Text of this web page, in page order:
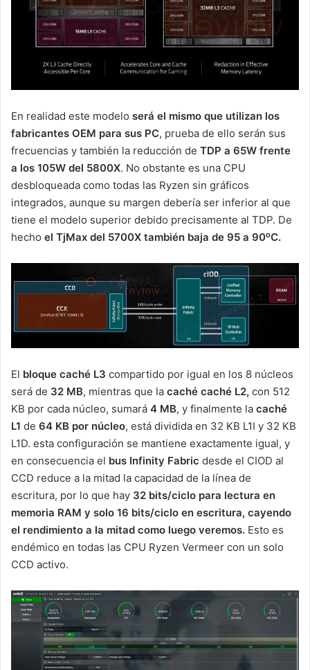
En realidad este modelo será el mismo que utilizan los
fabricantes OEM para sus PC, prueba de ello serán sus
frecuencias y también la reducción de TDP a 65W frente
a los 105W del 5800X. No obstante es una CPU
desbloqueada como todas las Ryzen sin gráficos
integrados, aunque su margen debería ser inferior al que
tiene el modelo superior debido precisamente al TDP. De
hecho el TjMax del 5700X también baja de 95 a 90oC.
El bloque caché L3 compartido por igual en los 8 núcleos
será de 32 MB, mientras que la caché caché L2, con 512
KB por cada núcleo, sumará 4 MB, y finalmente la caché
L1 de 64 KB por núcleo, está dividida en 32 KB L1I y 32 KB
L1D. esta configuración se mantiene exactamente igual, y
en consecuencia el bus Infinity Fabric desde el CIOD al
CCD reduce a la mitad la capacidad de la línea de
escritura, por lo que hay 32 bits/ciclo para lectura en
memoria RAM y solo 16 bits/ciclo en escritura, cayendo
el rendimiento a la mitad como luego veremos. Esto es
endémico en todas las CPU Ryzen Vermeer con un solo
CCD activo.